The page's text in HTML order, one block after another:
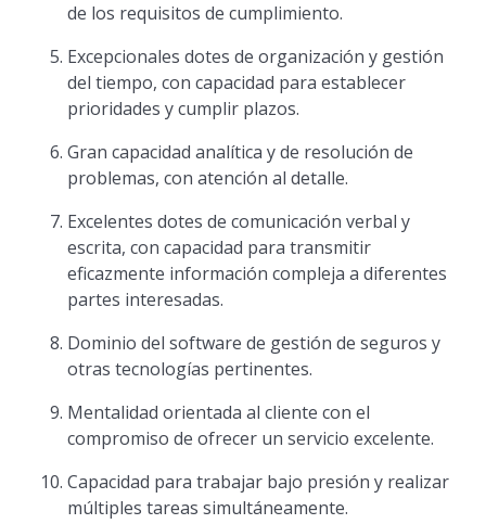
de los requisitos de cumplimiento.
Excepcionales dotes de organización y gestión
del tiempo, con capacidad para establecer
prioridades y cumplir plazos.
Gran capacidad analítica y de resolución de
problemas, con atención al detalle.
Excelentes dotes de comunicación verbal y
escrita, con capacidad para transmitir
eficazmente información compleja a diferentes
partes interesadas.
Dominio del software de gestión de seguros y
otras tecnologías pertinentes.
Mentalidad orientada al cliente con el
compromiso de ofrecer un servicio excelente.
Capacidad para trabajar bajo presión y realizar
múltiples tareas simultáneamente.